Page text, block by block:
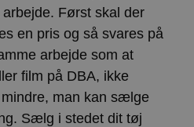
Først skal der
en pris og så svares på
arbejde som at
film på DBA, ikke
man kan sælge
Sælg i stedet dit tøj